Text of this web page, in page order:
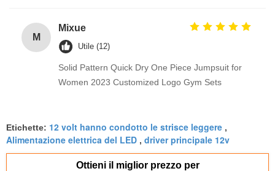
M
Mixue
Utile (12)
Solid Pattern Quick Dry One Piece Jumpsuit for
Women 2023 Customized Logo Gym Sets
Etichette: 12 volt hanno condotto le strisce leggere ,
Alimentazione elettrica del LED , driver principale 12v
Ottieni il miglior prezzo per